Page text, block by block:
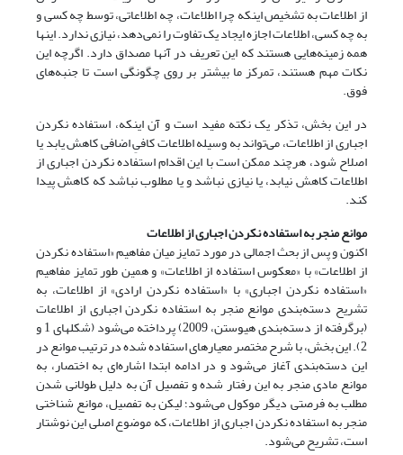
از اطلاعات به تشخیص اینکه چرا اطلاعات، چه اطلاعاتی، توسط چه کسی و
به چه کسی، اطلاعات اجازه ایجاد یک تفاوت را نمی‌دهد، نیازی ندارد. اینها
همه زمینه‌هایی هستند که این تعریف در آنها مصداق دارد. اگرچه این
نکات مهم هستند، تمرکز ما بیشتر بر روی چگونگی است تا جنبه‌های
فوق.
در این بخش، تذکر یک نکته مفید است و آن اینکه، استفاده نکردن
اجباری از اطلاعات، می‌تواند به وسیله اطلاعات کافیِ اضافی کاهش یابد یا
اصلاح شود، هرچند ممکن است با این اقدام استفاده نکردن اجباری از
اطلاعات کاهش نیابد، یا نیازی نباشد و یا مطلوب نباشد که کاهش پیدا
کند.
موانع منجر به استفاده نکردن اجباری از اطلاعات
اکنون و پس از بحث اجمالی در مورد تمایز میان مفاهیم «استفاده نکردن
از اطلاعات» با «معکوس استفاده از اطلاعات» و همین طور تمایز مفاهیم
«استفاده نکردن اجباری» با «استفاده نکردن ارادی» از اطلاعات، به
تشریح دسته‌بندی موانع منجر به استفاده نکردن اجباری از اطلاعات
(برگرفته از دسته‌بندی هیوستن، 2009) پرداخته می‌شود (شکلهای 1 و
2). این بخش، با شرح مختصر معیارهای استفاده شده در ترتیب موانع در
این دسته‌بندی آغاز می‌شود و در ادامه ابتدا اشاره‌ای به اختصار، به
موانع مادی منجر به این رفتار شده و تفصیل آن به دلیل طولانی شدن
مطلب به فرصتی دیگر موکول می‌شود؛ لیکن به تفصیل، موانع شناختی
منجر به استفاده نکردن اجباری از اطلاعات، که موضوع اصلی این نوشتار
است، تشریح می‌شود.